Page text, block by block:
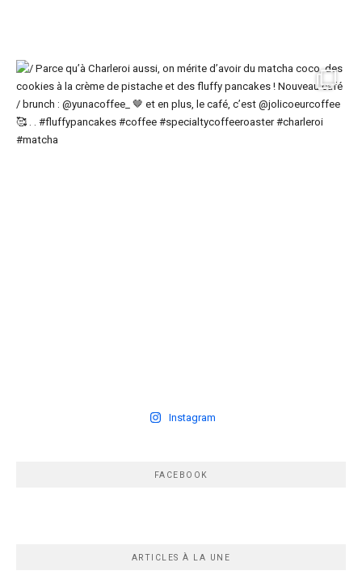
Instagram
FACEBOOK
ARTICLES À LA UNE